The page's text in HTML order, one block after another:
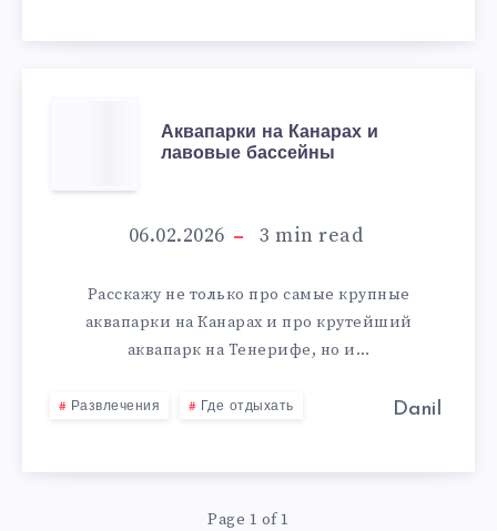
АКВАПАРКИ
НА
КАНАРАХ
И
ЛАВОВЫЕ
БАССЕЙНЫ
Аквапарки на Канарах и
лавовые бассейны
06.02.2026 3 min read
Расскажу не только про самые крупные
аквапарки на Канарах и про крутейший
аквапарк на Тенерифе, но и…
Развлечения Где отдыхать Danil
Page 1 of 1